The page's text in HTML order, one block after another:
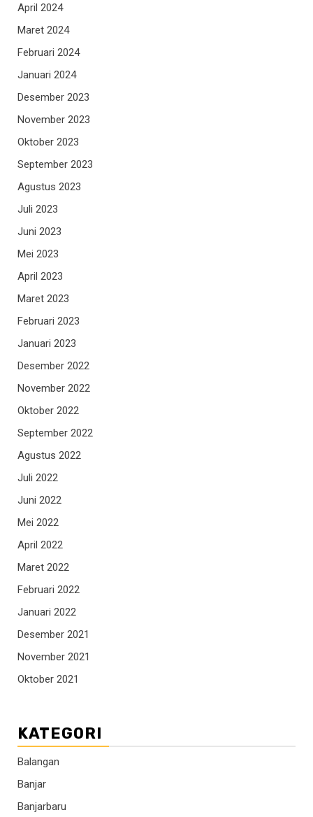
April 2024
Maret 2024
Februari 2024
Januari 2024
Desember 2023
November 2023
Oktober 2023
September 2023
Agustus 2023
Juli 2023
Juni 2023
Mei 2023
April 2023
Maret 2023
Februari 2023
Januari 2023
Desember 2022
November 2022
Oktober 2022
September 2022
Agustus 2022
Juli 2022
Juni 2022
Mei 2022
April 2022
Maret 2022
Februari 2022
Januari 2022
Desember 2021
November 2021
Oktober 2021
KATEGORI
Balangan
Banjar
Banjarbaru